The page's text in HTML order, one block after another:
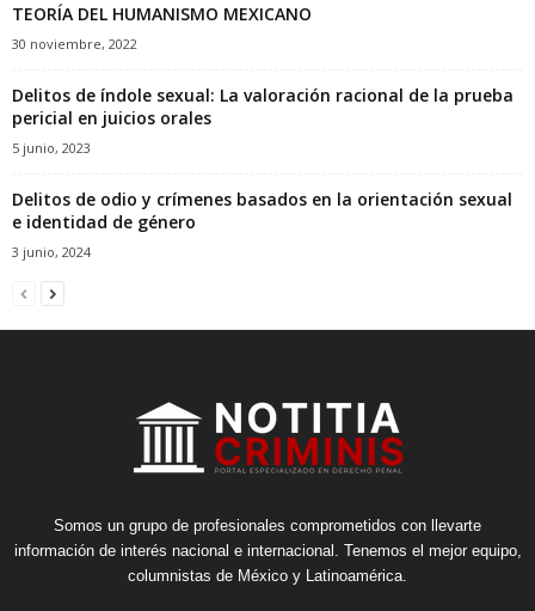
TEORÍA DEL HUMANISMO MEXICANO
30 noviembre, 2022
Delitos de índole sexual: La valoración racional de la prueba
pericial en juicios orales
5 junio, 2023
Delitos de odio y crímenes basados en la orientación sexual
e identidad de género
3 junio, 2024
Somos un grupo de profesionales comprometidos con llevarte
información de interés nacional e internacional. Tenemos el mejor equipo,
columnistas de México y Latinoamérica.